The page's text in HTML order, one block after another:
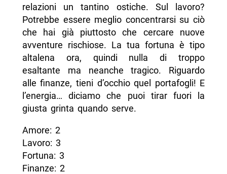
relazioni un tantino ostiche. Sul lavoro?
Potrebbe essere meglio concentrarsi su ciò
che hai già piuttosto che cercare nuove
avventure rischiose. La tua fortuna è tipo
altalena ora, quindi nulla di troppo
esaltante ma neanche tragico. Riguardo
alle finanze, tieni d’occhio quel portafogli! E
l’energia… diciamo che puoi tirar fuori la
giusta grinta quando serve.
Amore: 2
Lavoro: 3
Fortuna: 3
Finanze: 2